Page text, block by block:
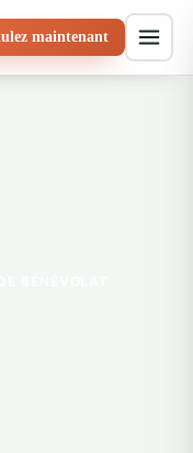
maintenant